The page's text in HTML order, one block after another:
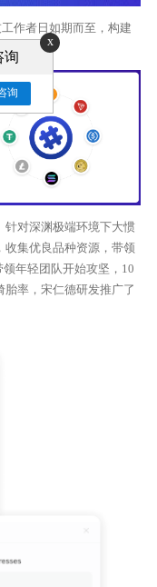
作者日如期而至，构建
针对深渊极端环境下大惯
收集优良品种资源，带领
年轻团队开始攻坚，10
率，宋仁德研发推广了
x
询
询